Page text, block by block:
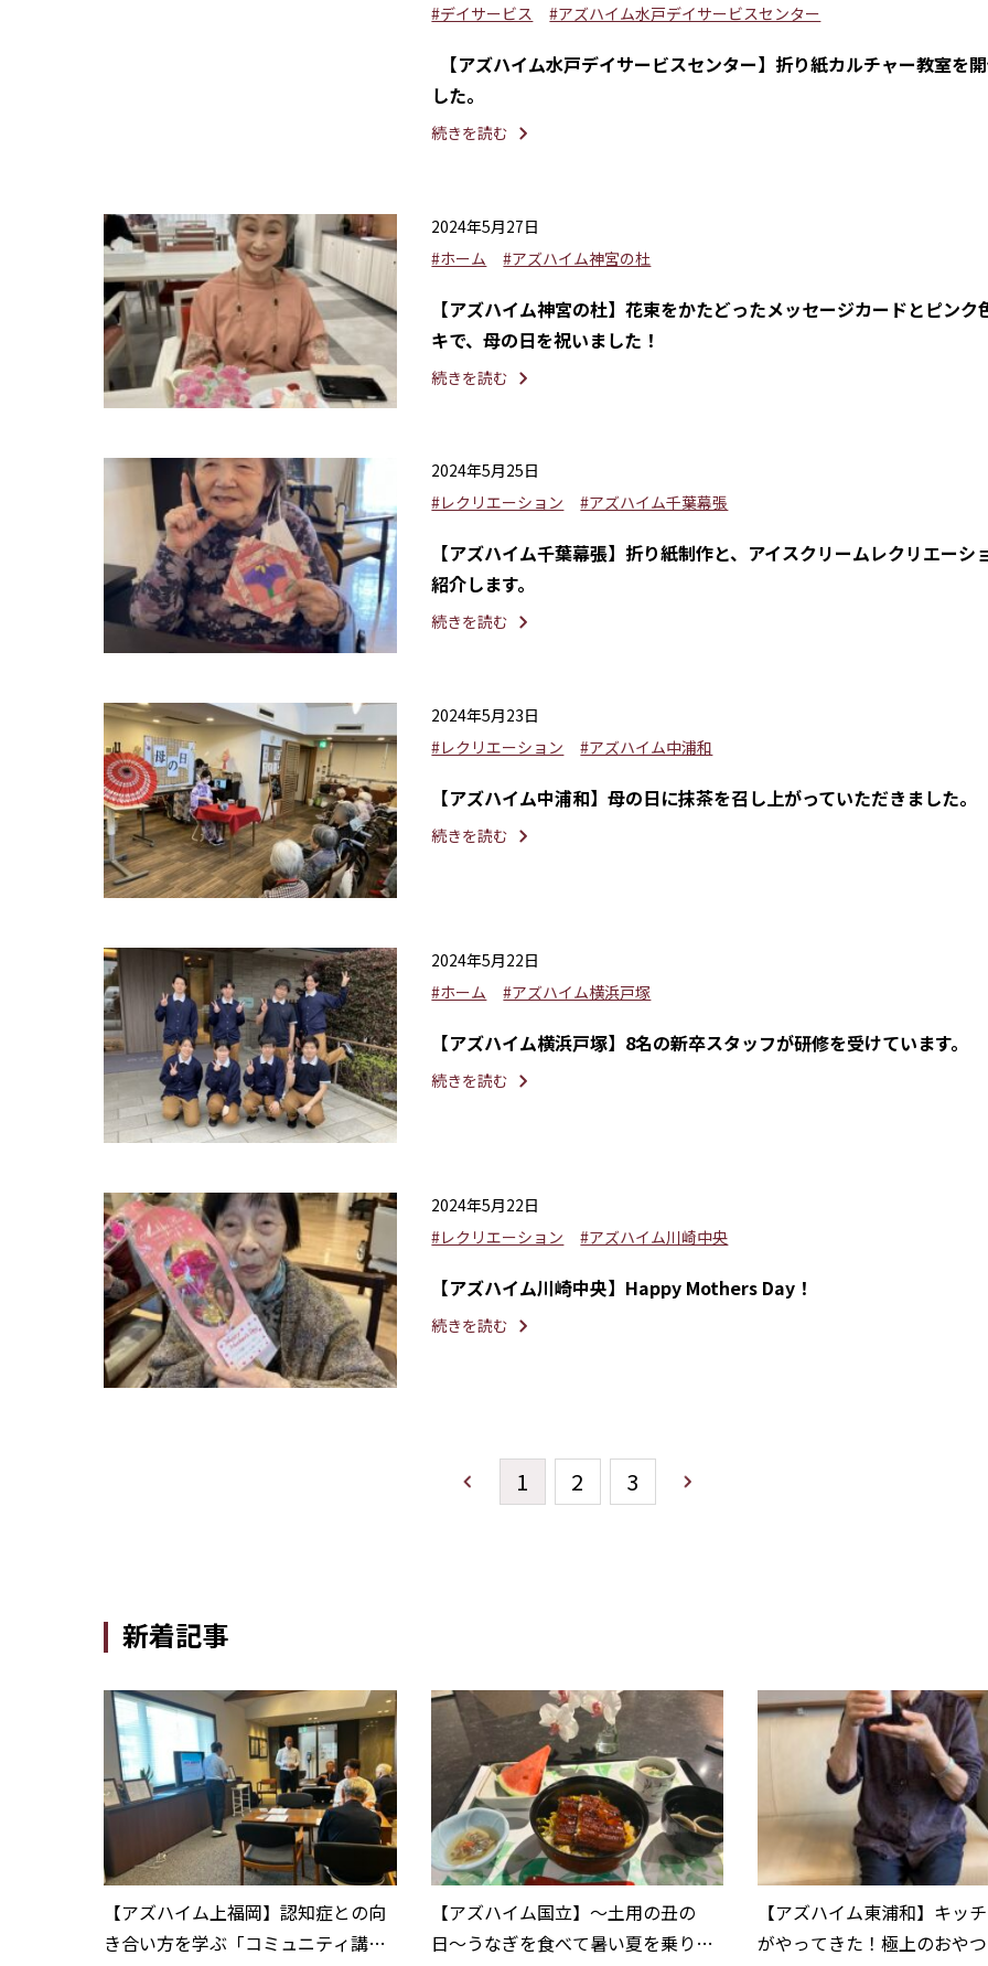
#デイサービス
#アズハイム水戸デイサービスセンター
【アズハイム水戸デイサービスセンター】折り紙カルチャー教室を
した。
続きを読む
2024年5月27日
#ホーム
#アズハイム神宮の杜
【アズハイム神宮の杜】花束をかたどったメッセージカードとピンク
キで、母の日を祝いました！
続きを読む
2024年5月25日
#レクリエーション
#アズハイム千葉幕張
【アズハイム千葉幕張】折り紙制作と、アイスクリームレクリエーシ
紹介します。
続きを読む
2024年5月23日
#レクリエーション
#アズハイム中浦和
【アズハイム中浦和】母の日に抹茶を召し上がっていただきました。
続きを読む
2024年5月22日
#ホーム
#アズハイム横浜戸塚
【アズハイム横浜戸塚】8名の新卒スタッフが研修を受けています。
続きを読む
2024年5月22日
#レクリエーション
#アズハイム川崎中央
【アズハイム川崎中央】Happy Mothers Day！
続きを読む
1 2 3
新着記事
【アズハイム上福岡】認知症との向
き合い方を学ぶ「コミュニティ講
【アズハイム国立】〜土用の丑の
日〜うなぎを食べて暑い夏を乗りき
【アズハイム東浦和】キッ
がやってきた！極上のおや